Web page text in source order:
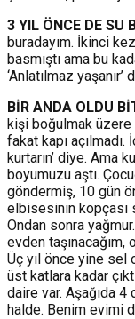
3 YIL ÖNCE DE SU
buradayım. İkinci
basmıştı ama bu
‘Anlatılmaz
BİR ANDA OLDU
kişi boğulmak üzere
fakat kapı
kurtarın’ diye. Ama
boyumuzu aştı.
göndermiş, 10 gün
elbisesinin kopçası
Ondan sonra
evden
Üç yıl önce yine sel
üst katlara kadar
daire var. Aşağıda 4
halde. Benim evimi